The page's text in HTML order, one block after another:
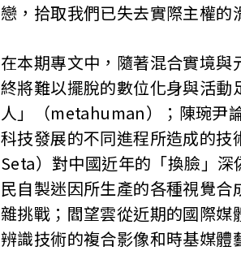
戀，拾取我們已失去實際主權
在本期專文中，隨著混合實境
終將難以擺脫的數位化身與活
人」（metahuman）；陳琬尹
科技發展的不同進程所造成的
Seta）對中國近年的「換臉」
民自製迷因所生產的各種視覺
雜挑戰；閻望雲從近期的國際
辨識技術的複合影像和時基媒體